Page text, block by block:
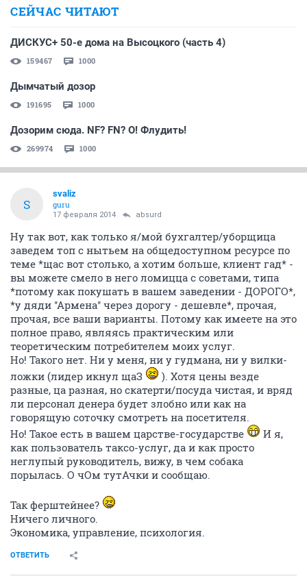
СЕЙЧАС ЧИТАЮТ
ДИСКУС+ 50-е дома на Высоцкого (часть 4)
159467 1000
Дымчатый дозор
191695 1000
Дозорим сюда. NF? FN? О! Флудить!
269974 1000
S
svaliz
guru
17 февраля 2014 absurd
Ну так вот, как только я/мой бухгалтер/уборщица
заведем топ с нытьем на общедоступном ресурсе по
теме *щас вот столько, а хотим больше, клиент гад* -
вы можете смело в него ломицца с советами, типа
*потому как покушать в вашем заведении - ДОРОГО*,
*у дяди ''Армена'' через дорогу - дешевле*, прочая,
прочая, все ваши варианты. Потому как имеете на это
полное право, являясь практическим или
теоретическим потребителем моих услуг.
Но! Такого нет. Ни у меня, ни у гудмана, ни у вилки-
ложки (лидер икнул щаЗ
). Хотя цены везде
разные, ца разная, но скатерти/посуда чистая, и вряд
ли персонал денера будет злобно или как на
говорящую соточку смотреть на посетителя.
Но! Такое есть в вашем царстве-государстве
И я,
как пользователь таксо-услуг, да и как просто
неглупый руководитель, вижу, в чем собака
порылась. О чОм тутАчки и сообщаю.
Так ферштейнее?
Ничего личного.
Экономика, управление, психология.
ОТВЕТИТЬ